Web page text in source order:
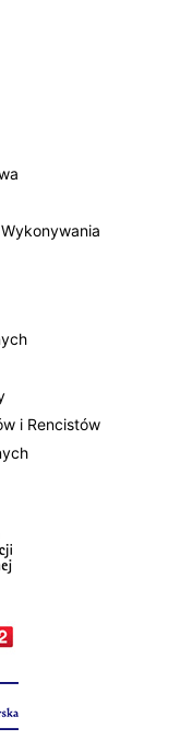
i Rencistów